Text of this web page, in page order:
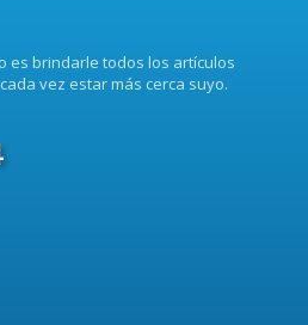
es brindarle todos los artículos
vez estar más cerca suyo.